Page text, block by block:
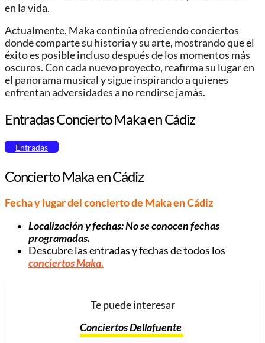
en la vida.
Actualmente, Maka continúa ofreciendo conciertos
donde comparte su historia y su arte, mostrando que el
éxito es posible incluso después de los momentos más
oscuros. Con cada nuevo proyecto, reafirma su lugar en
el panorama musical y sigue inspirando a quienes
enfrentan adversidades a no rendirse jamás.
Entradas Concierto Maka en Cádiz
Entradas
Concierto Maka en Cádiz
Fecha y lugar del concierto de Maka en Cádiz
Localización y fechas: No se conocen fechas
programadas.
Descubre las entradas y fechas de todos los
conciertos Maka.
Te puede interesar
Conciertos Dellafuente